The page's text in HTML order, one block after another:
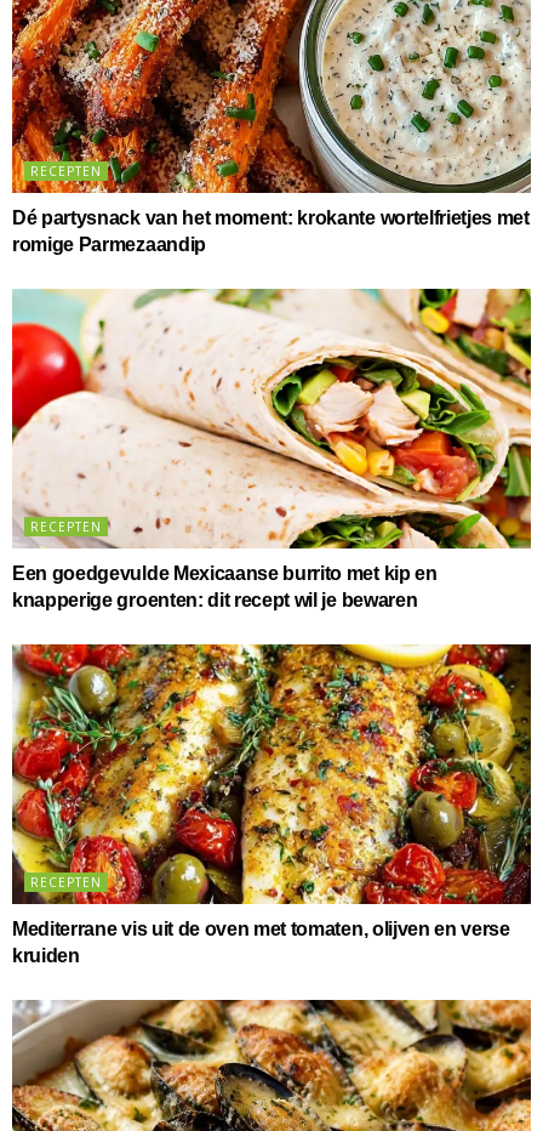
RECEPTEN
Dé partysnack van het moment: krokante wortelfrietjes met
romige Parmezaandip
RECEPTEN
Een goedgevulde Mexicaanse burrito met kip en
knapperige groenten: dit recept wil je bewaren
RECEPTEN
Mediterrane vis uit de oven met tomaten, olijven en verse
kruiden